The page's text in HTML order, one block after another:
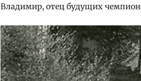
Владимир, отец будущих